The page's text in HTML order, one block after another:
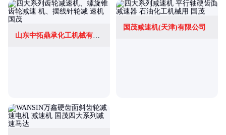
国茂减速机(天津)有限公司